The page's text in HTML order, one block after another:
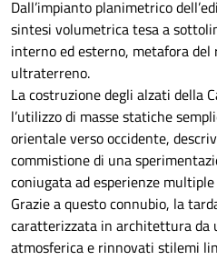
Dall’impianto planimetrico
sintesi volumetrica tesa a
interno ed esterno, metafora
ultraterreno.
La costruzione degli alzati della
l’utilizzo di masse statiche
orientale verso occidente,
commistione di una
coniugata ad esperienze
Grazie a questo connubio, la
caratterizzata in architettura
atmosferica e rinnovati stilemi